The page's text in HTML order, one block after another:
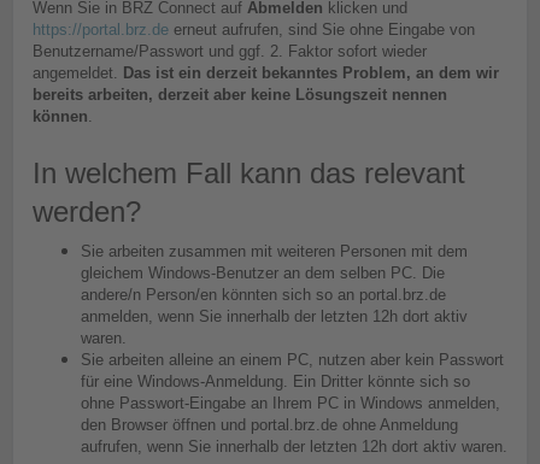
Wenn Sie in BRZ Connect auf Abmelden klicken und
https://portal.brz.de erneut aufrufen, sind Sie ohne Eingabe von
Benutzername/Passwort und ggf. 2. Faktor sofort wieder
angemeldet. Das ist ein derzeit bekanntes Problem, an dem wir
bereits arbeiten, derzeit aber keine Lösungszeit nennen
können.
In welchem Fall kann das relevant
werden?
Sie arbeiten zusammen mit weiteren Personen mit dem
gleichem Windows-Benutzer an dem selben PC. Die
andere/n Person/en könnten sich so an portal.brz.de
anmelden, wenn Sie innerhalb der letzten 12h dort aktiv
waren.
Sie arbeiten alleine an einem PC, nutzen aber kein Passwort
für eine Windows-Anmeldung. Ein Dritter könnte sich so
ohne Passwort-Eingabe an Ihrem PC in Windows anmelden,
den Browser öffnen und portal.brz.de ohne Anmeldung
aufrufen, wenn Sie innerhalb der letzten 12h dort aktiv waren.